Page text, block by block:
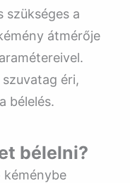
szükséges a
átmérője
éri,
bélelés.
bélelni?
kéménybe